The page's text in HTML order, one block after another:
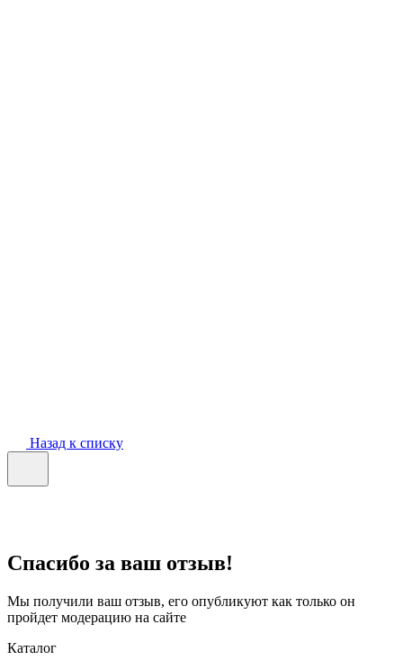
Назад к списку
Спасибо за ваш отзыв!
Мы получили ваш отзыв, его опубликуют как только он
пройдет модерацию на сайте
Каталог